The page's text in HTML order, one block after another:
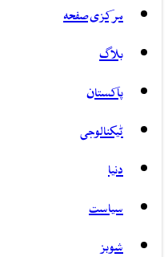
مرکزی صفحہ
بلاگ
پاکستان
ٹیکنالوجی
دنیا
سیاست
شوبز